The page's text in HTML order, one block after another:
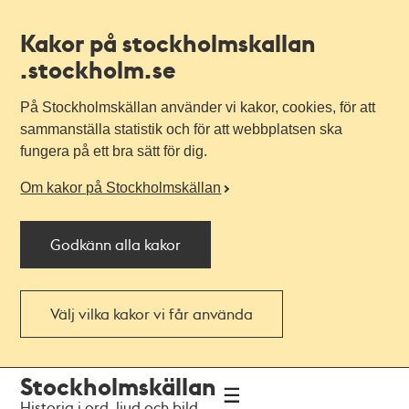
Kakor på stockholmskallan
.stockholm.se
På Stockholmskällan använder vi kakor, cookies, för att
sammanställa statistik och för att webbplatsen ska
fungera på ett bra sätt för dig.
Om kakor på Stockholmskällan
Godkänn alla kakor
Välj vilka kakor vi får använda
navigationen
huvudinnehållet
Stockholmskällan